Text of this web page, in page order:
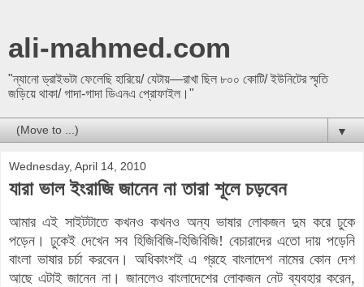
ali-mahmed.com
"ন্যানো ড্রাইভটা ফেলেছি হারিয়ে/ যেটায়—রাখা ছিল ৮০০ কোটি/ ইউনিটের স্মৃতি
জড়িয়ে থাকা/ গাদা-গাদা ডিএনএ প্রোফাইল।"
▼
Wednesday, April 14, 2010
যারা ভাল ইংরাজি জানেন না তারা শূলে চড়বেন
আমার এই সাইটটাতে কখনও কখনও অন্য ভাষার লোকজন দুম করে ঢুকে
পড়েন। ঢুকেই দেখেন সব হিজিবিজি-হিজিবিজি! বেচারাদের এতো দায় পড়েনি
বাংলা ভাষার চর্চা করবেন। অধিকাংশই এ গ্রহে বাংলাদেশ নামের কোন দেশ
আছে এটাই জানেন না। জানলেও বাংলাদেশের লোকজন নেট ব্যবহার করেন,